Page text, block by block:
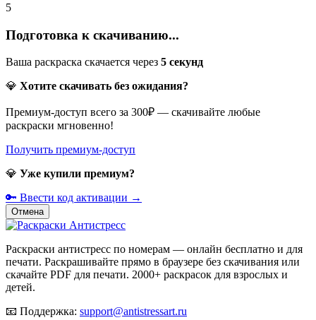
5
Подготовка к скачиванию...
Ваша раскраска скачается через 5 секунд
💎 Хотите скачивать без ожидания?
Премиум-доступ всего за 300₽ — скачивайте любые
раскраски мгновенно!
Получить премиум-доступ
💎 Уже купили премиум?
🔑 Ввести код активации →
Отмена
Раскраски антистресс по номерам — онлайн бесплатно и для
печати. Раскрашивайте прямо в браузере без скачивания или
скачайте PDF для печати. 2000+ раскрасок для взрослых и
детей.
📧 Поддержка: support@antistressart.ru